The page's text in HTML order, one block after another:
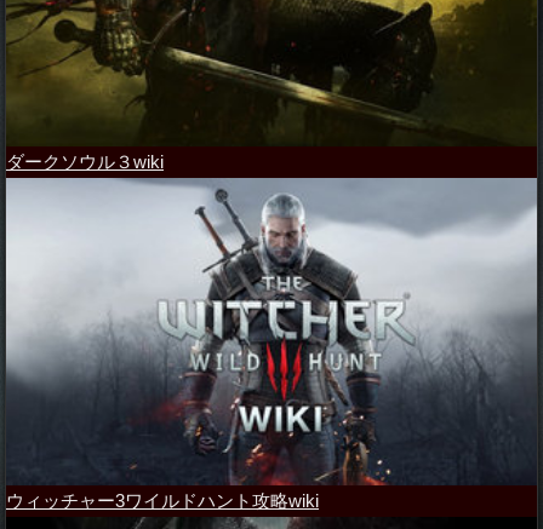
ダークソウル３wiki
ウィッチャー3ワイルドハント攻略wiki